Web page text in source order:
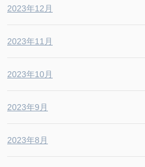
2023年12月
2023年11月
2023年10月
2023年9月
2023年8月